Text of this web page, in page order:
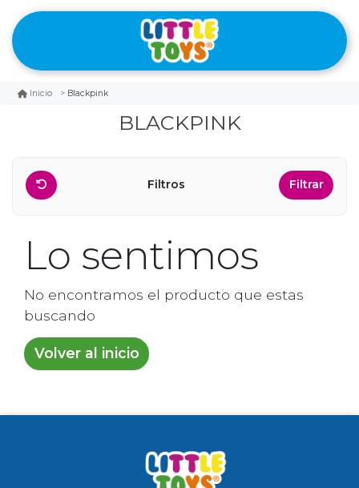
Inicio Blackpink
BLACKPINK
Filtros Filtrar
Lo sentimos
No encontramos el producto que estas
buscando
Volver al inicio